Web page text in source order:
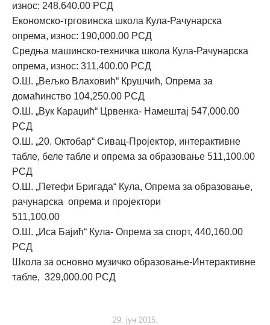
износ: 248,640.00 РСД
Економско-трговинска школа Кула-Рачунарска
опрема, износ: 190,000.00 РСД
Средња машинско-техничка школа Кула-Рачунарска
опрема, износ: 311,400.00 РСД
О.Ш. „Вељко Влаховић“ Крушчић, Опрема за
домаћинство 104,250.00 РСД
О.Ш. „Вук Караџић“ Црвенка- Намештај 547,000.00
РСД
О.Ш. „20. Октобар“ Сивац-Пројектор, интерактивне
табле, беле табле и опрема за образовање 511,100.00
РСД
О.Ш. „Петефи Бригада“ Кула, Опрема за образовање,
рачунарска опрема и пројектори
511,100.00
О.Ш. „Иса Бајић“ Кула- Опрема за спорт, 440,160.00
РСД
Школа за основно музичко образовање-Интерактивне
табле, 329,000.00 РСД
29. јун 2015.